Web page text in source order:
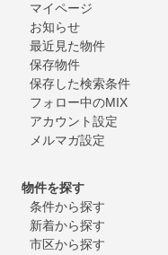
マイページ
お知らせ
最近見た物件
保存物件
保存した検索条件
フォロー中のMIX
アカウント設定
メルマガ設定
物件を探す
条件から探す
新着から探す
市区から探す